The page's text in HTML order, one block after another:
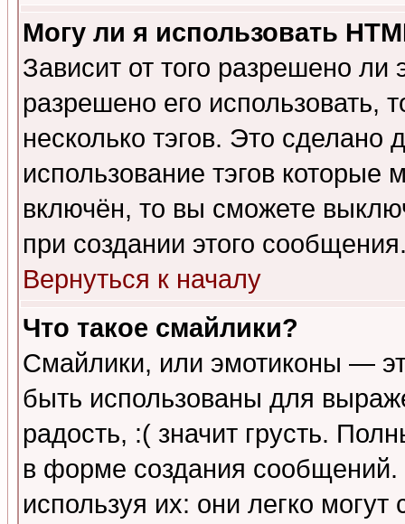
Могу ли я использовать
Зависит от того разрешено
разрешено его использовать,
несколько тэгов. Это сделано
использование тэгов
включён, то вы сможете
при создании этого
Вернуться к началу
Что такое смайлики?
Смайлики, или эмотиконы —
быть использованы для
радость, :( значит грусть.
в форме создания сообщений.
используя их: они легко